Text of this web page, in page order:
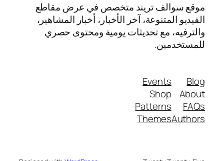
موقع سوالف تريند متخصص في عرض مقاطع
الفيديو المتنوعة، آخر الأخبار، أخبار المشاهير،
والترفيه، مع تحديثات يومية ومحتوى حصري
للمستخدمين.
Blog
About
FAQs
Authors
Events
Shop
Patterns
Themes